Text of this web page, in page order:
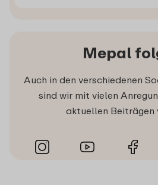
Mepal
Auch in den verschiedenen
sind wir mit vielen
aktuellen Beiträgen